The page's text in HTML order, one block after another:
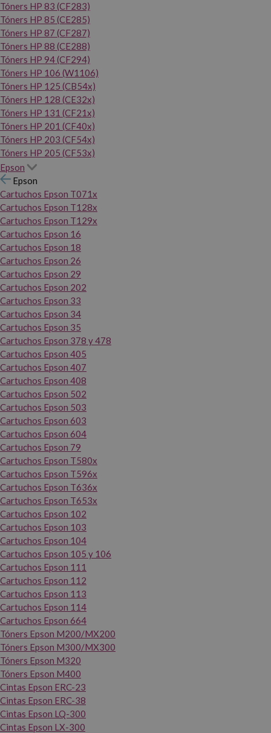
Tóners HP 83 (CF283)
Tóners HP 85 (CE285)
Tóners HP 87 (CF287)
Tóners HP 88 (CE288)
Tóners HP 94 (CF294)
Tóners HP 106 (W1106)
Tóners HP 125 (CB54x)
Tóners HP 128 (CE32x)
Tóners HP 131 (CF21x)
Tóners HP 201 (CF40x)
Tóners HP 203 (CF54x)
Tóners HP 205 (CF53x)
Epson
Epson
Cartuchos Epson T071x
Cartuchos Epson T128x
Cartuchos Epson T129x
Cartuchos Epson 16
Cartuchos Epson 18
Cartuchos Epson 26
Cartuchos Epson 29
Cartuchos Epson 202
Cartuchos Epson 33
Cartuchos Epson 34
Cartuchos Epson 35
Cartuchos Epson 378 y 478
Cartuchos Epson 405
Cartuchos Epson 407
Cartuchos Epson 408
Cartuchos Epson 502
Cartuchos Epson 503
Cartuchos Epson 603
Cartuchos Epson 604
Cartuchos Epson 79
Cartuchos Epson T580x
Cartuchos Epson T596x
Cartuchos Epson T636x
Cartuchos Epson T653x
Cartuchos Epson 102
Cartuchos Epson 103
Cartuchos Epson 104
Cartuchos Epson 105 y 106
Cartuchos Epson 111
Cartuchos Epson 112
Cartuchos Epson 113
Cartuchos Epson 114
Cartuchos Epson 664
Tóners Epson M200/MX200
Tóners Epson M300/MX300
Tóners Epson M320
Tóners Epson M400
Cintas Epson ERC-23
Cintas Epson ERC-38
Cintas Epson LQ-300
Cintas Epson LX-300